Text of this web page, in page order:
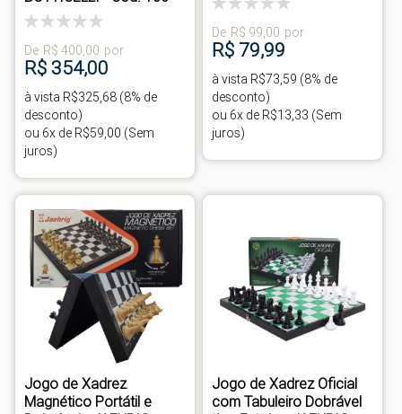
Classificação:
De R$ 400,00 por
R$ 354,00
à vista R$325,68 (8% de
desconto)
ou 6x de R$59,00 (Sem
juros)
De R$ 99,00 por
R$ 79,99
à vista R$73,59 (8% de
desconto)
ou 6x de R$13,33 (Sem
juros)
Jogo de Xadrez
Magnético Portátil e
Jogo de Xadrez Oficial
com Tabuleiro Dobrável